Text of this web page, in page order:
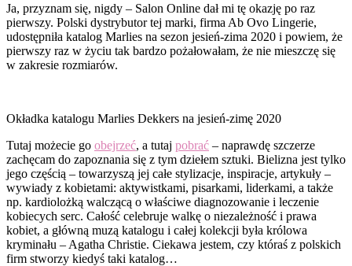
Ja, przyznam się, nigdy – Salon Online dał mi tę okazję po raz
pierwszy. Polski dystrybutor tej marki, firma Ab Ovo Lingerie,
udostępniła katalog Marlies na sezon jesień-zima 2020 i powiem, że
pierwszy raz w życiu tak bardzo pożałowałam, że nie mieszczę się
w zakresie rozmiarów.
Okładka katalogu Marlies Dekkers na jesień-zimę 2020
Tutaj możecie go obejrzeć, a tutaj pobrać – naprawdę szczerze
zachęcam do zapoznania się z tym dziełem sztuki. Bielizna jest tylko
jego częścią – towarzyszą jej całe stylizacje, inspiracje, artykuły –
wywiady z kobietami: aktywistkami, pisarkami, liderkami, a także
np. kardiolożką walczącą o właściwe diagnozowanie i leczenie
kobiecych serc. Całość celebruje walkę o niezależność i prawa
kobiet, a główną muzą katalogu i całej kolekcji była królowa
kryminału – Agatha Christie. Ciekawa jestem, czy któraś z polskich
firm stworzy kiedyś taki katalog…